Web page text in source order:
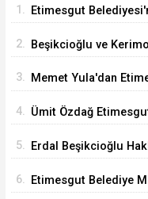
1. Etimesgut
2. Beşikcioğlu ve
3. Memet Yula'dan
4. Ümit Özdağ
5. Erdal Beşikcioğlu
6. Etimesgut Belediye